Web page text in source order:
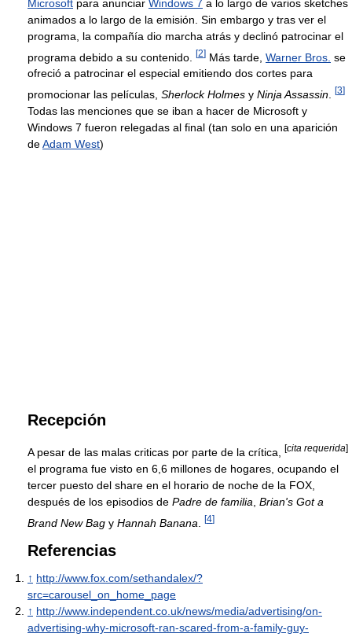
Microsoft para anunciar Windows 7 a lo largo de varios sketches
animados a lo largo de la emisión. Sin embargo y tras ver el
programa, la compañía dio marcha atrás y declinó patrocinar el
programa debido a su contenido.
[2] Más tarde, Warner Bros. se
ofreció a patrocinar el especial emitiendo dos cortes para
promocionar las películas, Sherlock Holmes y Ninja Assassin [3]
Todas las menciones que se iban a hacer de Microsoft y
Windows 7 fueron relegadas al final (tan solo en una aparición
deAdam West)
Recepción
A pesar de las malas criticas por parte de la crítica, [cita requerida]
el programa fue visto en 6,6 millones de hogares, ocupando el
tercer puesto del share en el horario de noche de la FOX,
después de los episodios de Padre de familia Brian's Got a
Brand New Bag y Hannah Banana [4]
Referencias
↑ http://www.fox.com/sethandalex/?
src=carousel_on_home_page
↑ http://www.independent.co.uk/news/media/advertising/on-
advertising-why-microsoft-ran-scared-from-a-family-guy-